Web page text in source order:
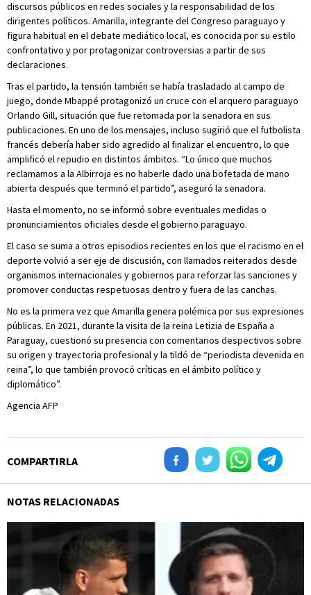
discursos públicos en redes sociales y la responsabilidad de los
dirigentes políticos. Amarilla, integrante del Congreso paraguayo y
figura habitual en el debate mediático local, es conocida por su estilo
confrontativo y por protagonizar controversias a partir de sus
declaraciones.
Tras el partido, la tensión también se había trasladado al campo de
juego, donde Mbappé protagonizó un cruce con el arquero paraguayo
Orlando Gill, situación que fue retomada por la senadora en sus
publicaciones. En uno de los mensajes, incluso sugirió que el futbolista
francés debería haber sido agredido al finalizar el encuentro, lo que
amplificó el repudio en distintos ámbitos. “Lo único que muchos
reclamamos a la Albirroja es no haberle dado una bofetada de mano
abierta después que terminó el partido”, aseguró la senadora.
Hasta el momento, no se informó sobre eventuales medidas o
pronunciamientos oficiales desde el gobierno paraguayo.
El caso se suma a otros episodios recientes en los que el racismo en el
deporte volvió a ser eje de discusión, con llamados reiterados desde
organismos internacionales y gobiernos para reforzar las sanciones y
promover conductas respetuosas dentro y fuera de las canchas.
No es la primera vez que Amarilla genera polémica por sus expresiones
públicas. En 2021, durante la visita de la reina Letizia de España a
Paraguay, cuestionó su presencia con comentarios despectivos sobre
su origen y trayectoria profesional y la tildó de “periodista devenida en
reina”, lo que también provocó críticas en el ámbito político y
diplomático”.
Agencia AFP
COMPARTIRLA
NOTAS RELACIONADAS